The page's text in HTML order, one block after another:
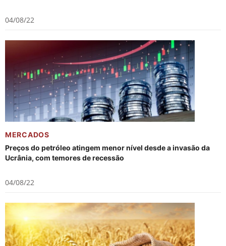
04/08/22
MERCADOS
Preços do petróleo atingem menor nível desde a invasão da
Ucrânia, com temores de recessão
04/08/22